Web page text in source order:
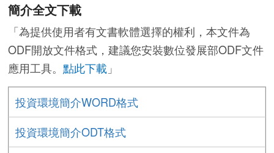
簡介全文下載
「為提供使用者有文書軟體選擇的權利，本文件為
ODF開放文件格式，建議您安裝數位發展部ODF文件
應用工具。點此下載 」
投資環境簡介WORD格式
投資環境簡介ODT格式